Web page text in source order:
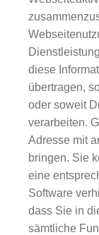
diese
übertragen,
oder soweit
verarbeiten.
Adresse mit
bringen. Sie
eine
Software
dass Sie in
sämtliche